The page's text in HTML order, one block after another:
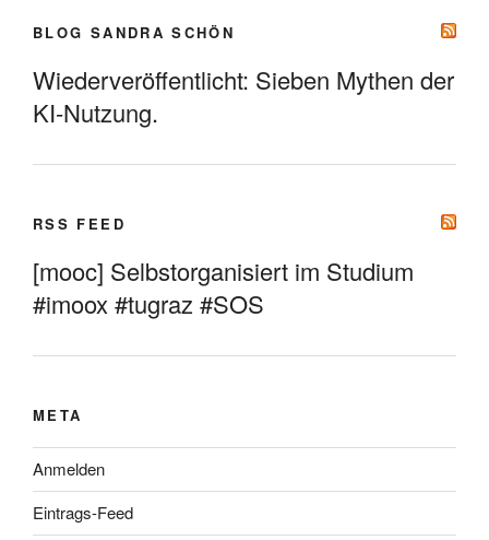
BLOG SANDRA SCHÖN
Wiederveröffentlicht: Sieben Mythen der
KI-Nutzung.
RSS FEED
[mooc] Selbstorganisiert im Studium
#imoox #tugraz #SOS
META
Anmelden
Eintrags-Feed